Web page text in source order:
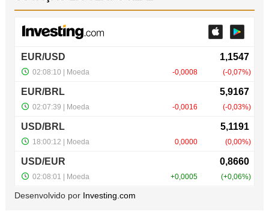
Desenvolvido por Investing.com